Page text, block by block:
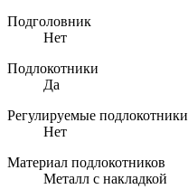
Подголовник
Нет
Подлокотники
Да
Регулируемые подлокотники
Нет
Материал подлокотников
Металл с накладкой